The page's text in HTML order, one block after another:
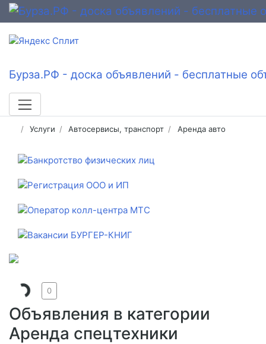
Бурза.РФ - доска объявлений - бесплатные
Услуги Автосервисы, транспорт Аренда авто
Объявления в категории
Аренда спецтехники
0